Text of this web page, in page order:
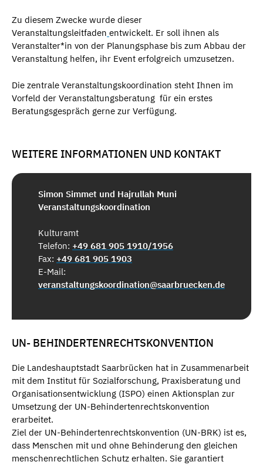
Zu diesem Zwecke wurde dieser
Veranstaltungsleitfaden entwickelt. Er soll ihnen als
Veranstalter*in von der Planungsphase bis zum Abbau der
Veranstaltung helfen, ihr Event erfolgreich umzusetzen.
Die zentrale Veranstaltungskoordination steht Ihnen im
Vorfeld der Veranstaltungsberatung für ein erstes
Beratungsgespräch gerne zur Verfügung.
WEITERE INFORMATIONEN UND KONTAKT
Simon Simmet und Hajrullah Muni
Veranstaltungskoordination
Kulturamt
Telefon: +49 681 905 1910/1956
Fax: +49 681 905 1903
E-Mail:
veranstaltungskoordination@saarbruecken.de
UN- BEHINDERTENRECHTSKONVENTION
Die Landeshauptstadt Saarbrücken hat in Zusammenarbeit
mit dem Institut für Sozialforschung, Praxisberatung und
Organisationsentwicklung (ISPO) einen Aktionsplan zur
Umsetzung der UN-Behindertenrechtskonvention
erarbeitet.
Ziel der UN-Behindertenrechtskonvention (UN-BRK) ist es,
dass Menschen mit und ohne Behinderung den gleichen
menschenrechtlichen Schutz erhalten. Sie garantiert